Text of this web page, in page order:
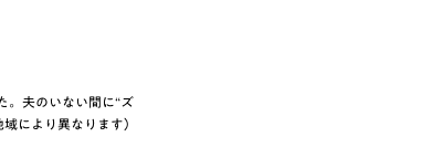
。夫のいない間に“ズ
により異なります）